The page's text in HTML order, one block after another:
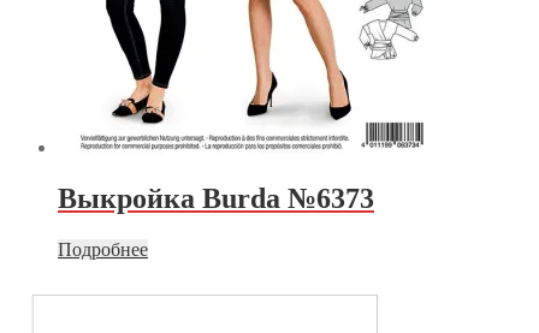
Выкройка Burda №6373
Подробнее